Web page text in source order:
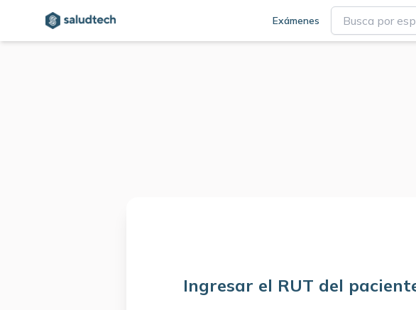
Exámenes
Ingresar el RUT del